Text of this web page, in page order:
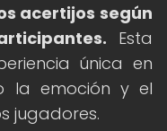
acertijos según
Esta
única en
la emoción y el
jugadores.